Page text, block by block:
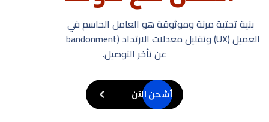
بنية تحتية مرنة وموثوقة هو العامل الحاسم في تحسين تجربة
عن تأخر التوصيل.
أشحن الآن
فولفيا .
نظام إدارة متكامل. تتميز مستودعات Fullvia الواقعة في موقع
استراتيجي في حي السلي بكونها مركز عمليات متطور
خزن منتجاتك الآن